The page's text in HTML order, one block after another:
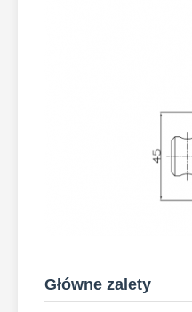
Główne zalety